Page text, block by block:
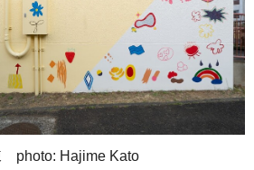
photo: Hajime Kato